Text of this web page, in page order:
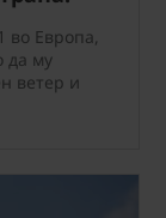
во Европа,
да му
ветер и